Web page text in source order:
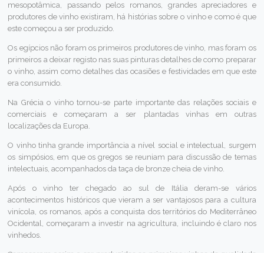
mesopotâmica, passando pelos romanos, grandes apreciadores e
produtores de vinho existiram, há histórias sobre o vinho e como é que
este começou a ser produzido.
Os egípcios não foram os primeiros produtores de vinho, mas foram os
primeiros a deixar registo nas suas pinturas detalhes de como preparar
o vinho, assim como detalhes das ocasiões e festividades em que este
era consumido.
Na Grécia o vinho tornou-se parte importante das relações sociais e
comerciais e começaram a ser plantadas vinhas em outras
localizações da Europa.
O vinho tinha grande importância a nível social e intelectual, surgem
os simpósios, em que os gregos se reuniam para discussão de temas
intelectuais, acompanhados da taça de bronze cheia de vinho.
Após o vinho ter chegado ao sul de Itália deram-se vários
acontecimentos históricos que vieram a ser vantajosos para a cultura
vinícola, os romanos, após a conquista dos territórios do Mediterrâneo
Ocidental, começaram a investir na agricultura, incluindo é claro nos
vinhedos.